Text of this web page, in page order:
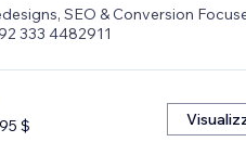
SEO & Conversion
333 4482911
$